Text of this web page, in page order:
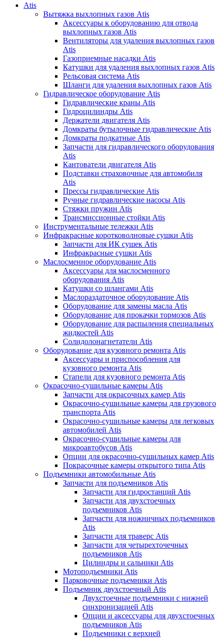
Atis
Вытяжка выхлопных газов Atis
Аксессуары к оборудованию для отвода
выхлопных газов Atis
Вентиляторы для удаления выхлопных газов
Atis
Газоприемные насадки Atis
Катушки для удаления выхлопных газов Atis
Рельсовая система Atis
Шланги для удаления выхлопных газов Atis
Гидравлическое оборудование Atis
Гидравлические краны Atis
Гидроцилиндры Atis
Держатели двигателя Atis
Домкраты бутылочные гидравлические Atis
Домкраты подкатные Atis
Запчасти для гидравлического оборудования
Atis
Кантователи двигателя Atis
Подставки страховочные для автомобиля
Atis
Прессы гидравлические Atis
Ручные гидравлические насосы Atis
Стяжки пружин Atis
Трансмиссионные стойки Atis
Инструментальные тележки Atis
Инфракрасные коротковолновые сушки Atis
Запчасти для ИК сушек Atis
Инфракрасные сушки Atis
Маслосменное оборудование Atis
Аксессуары для маслосменного
оборудования Atis
Катушки со шлангами Atis
Маслораздаточное оборудование Atis
Оборудование для замены масла Atis
Оборудование для прокачки тормозов Atis
Оборудование для распыления специальных
жидкостей Atis
Солидолонагнетатели Atis
Оборудование для кузовного ремонта Atis
Аксессуары и приспособления для
кузовного ремонта Atis
Стапели для кузовного ремонта Atis
Окрасочно-сушильные камеры Atis
Запчасти для окрасочных камер Atis
Окрасочно-сушильные камеры для грузового
транспорта Atis
Окрасочно-сушильные камеры для легковых
автомобилей Atis
Окрасочно-сушильные камеры для
микроавтобусов Atis
Опции для окрасочно-сушильных камер Atis
Покрасочные камеры открытого типа Atis
Подъемники автомобильные Atis
Запчасти для подъемников Atis
Запчасти для гидростанций Atis
Запчасти для двухстоечных
подъемников Atis
Запчасти для ножничных подъемников
Atis
Запчасти для траверс Atis
Запчасти для четырехточечных
подъемников Atis
Цилиндры и сальники Atis
Мотоподъемники Atis
Парковочные подъемники Atis
Подъемник двухстоечный Atis
Двухстоечные подъемники с нижней
синхронизацией Atis
Опции и аксессуары для двухстоечных
подъемников Atis
Подъемники с верхней